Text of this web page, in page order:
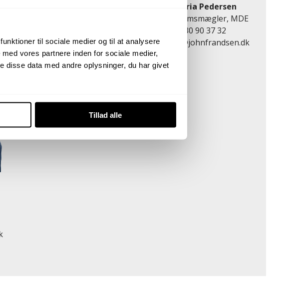
til sociale medier og til at analysere
vores partnere inden for sociale medier,
disse data med andre oplysninger, du har givet
Tillad alle
62 33
mama@johnfrandsen.dk
Maria Pedersen
Ejendomsmægler, MDE
30 90 37 32
mape@johnfrandsen.dk